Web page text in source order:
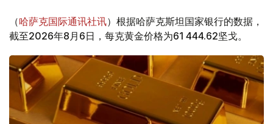
（哈萨克国际通讯社讯）根据哈萨克斯坦国家银行的数据，
截至2026年8月6日，每克黄金价格为61 444.62坚戈。